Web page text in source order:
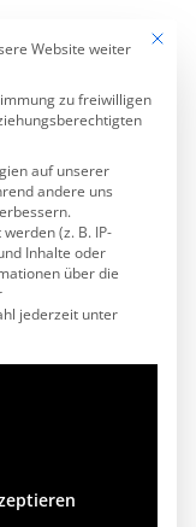
Mit
Website weiter
zu freiwilligen
auf unserer
andere uns
(z. B. IP-
Inhalte oder
über die
jederzeit unter